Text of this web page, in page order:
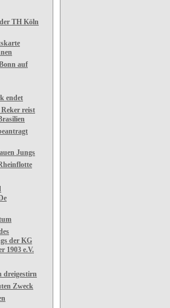
TH Köln
auf
endet
reist
Jungs
der KG
1903 e.V.
dreigestirn
Zweck